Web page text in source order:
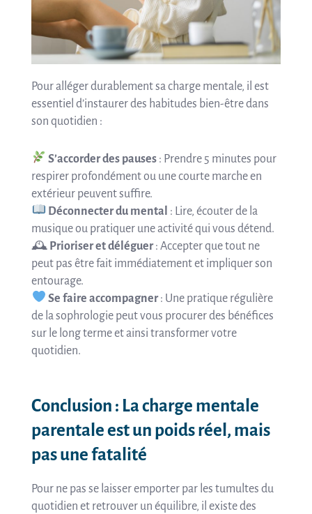
Pour alléger durablement sa charge mentale, il est
essentiel d’instaurer des habitudes bien-être dans
son quotidien :
S’accorder des pauses: Prendre 5 minutes pour
respirer profondément ou une courte marche en
extérieur peuvent suffire.
Déconnecter du mental : Lire, écouter de la
musique ou pratiquer une activité qui vous détend.
🕰 Prioriser et déléguer: Accepter que tout ne
peut pas être fait immédiatement et impliquer son
entourage.
Se faire accompagner: Une pratique régulière
de la sophrologie peut vous procurer des bénéfices
sur le long terme et ainsi transformer votre
quotidien.
Conclusion : La charge mentale
parentale est un poids réel, mais
pas une fatalité
Pour ne pas se laisser emporter par les tumultes du
quotidien et retrouver un équilibre, il existe des